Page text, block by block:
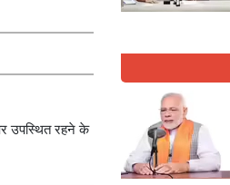
उपस्थित रहने के